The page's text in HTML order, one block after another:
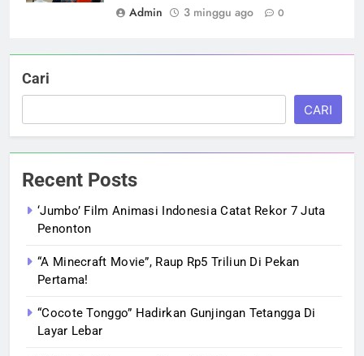
Admin
3 minggu ago 0
Cari
CARI
Recent Posts
‘Jumbo’ Film Animasi Indonesia Catat Rekor 7 Juta
Penonton
“A Minecraft Movie”, Raup Rp5 Triliun Di Pekan
Pertama!
“Cocote Tonggo” Hadirkan Gunjingan Tetangga Di
Layar Lebar